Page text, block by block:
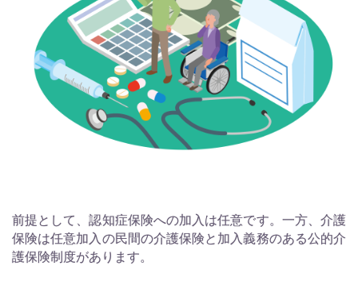
前提として、認知症保険への加入は任意です。一方、介護
保険は任意加入の民間の介護保険と加入義務のある公的介
護保険制度があります。